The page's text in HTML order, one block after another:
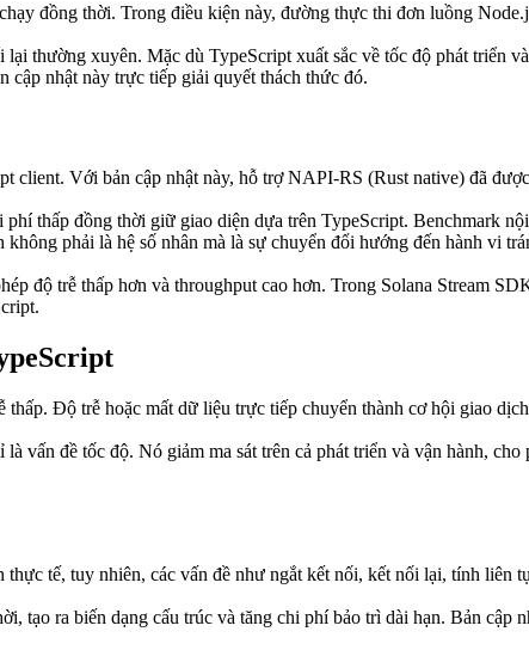
đồng thời. Trong điều kiện này, đường thực thi đơn luồng
thường xuyên. Mặc dù TypeScript xuất sắc về tốc độ phát triển
nhật này trực tiếp giải quyết thách thức đó.
Với bản cập nhật này, hỗ trợ NAPI-RS (Rust native) đã
thấp đồng thời giữ giao diện dựa trên TypeScript. Benchmark
phải là hệ số nhân mà là sự chuyển đổi hướng đến hành vi
độ trễ thấp hơn và throughput cao hơn. Trong Solana Stream
Độ trễ hoặc mất dữ liệu trực tiếp chuyển thành cơ hội giao
đề tốc độ. Nó giảm ma sát trên cả phát triển và vận hành,
tế, tuy nhiên, các vấn đề như ngắt kết nối, kết nối lại, tính liên
tạo ra biến dạng cấu trúc và tăng chi phí bảo trì dài hạn. Bản cập